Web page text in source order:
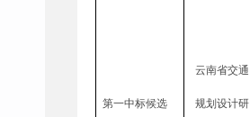
第一中标候选
云南省交通
规划设计研